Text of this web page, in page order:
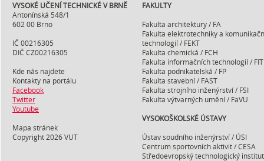
VYSOKÉ UČENÍ TECHNICKÉ V BRNĚ
Antonínská 548/1
602 00 Brno
IČ 00216305
DIČ CZ00216305
Kde nás najdete
Kontakty na portálu
Facebook
Twitter
Youtube
Mapa stránek
Copyright 2026 VUT
FAKULTY
Fakulta architektury / FA
Fakulta elektrotechniky a
technologií / FEKT
Fakulta chemická / FCH
Fakulta informačních technologií / FIT
Fakulta podnikatelská / FP
Fakulta stavební / FAST
Fakulta strojního inženýrství / FSI
Fakulta výtvarných umění / FaVU
VYSOKOŠKOLSKÉ ÚSTAVY
Ústav soudního inženýrství / ÚSI
Centrum sportovních aktivit / CESA
Středoevropský technologický